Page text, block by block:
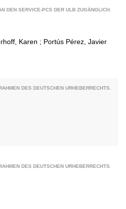
DEN SERVICE-PCS DER ULB ZUGÄNGLICH.
Karen ; Portús Pérez, Javier
DES DEUTSCHEN URHEBERRECHTS.
DES DEUTSCHEN URHEBERRECHTS.